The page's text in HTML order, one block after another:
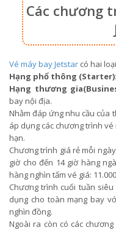
Các chương
Vé máy bay Jetstar có hai
Hạng phổ thông (Starter):
Hạng thương
bay nội địa.
Nhằm đáp ứng nhu cầu của
áp dụng các chương trình
hạn.
Chương trình giá rẻ mỗi
giờ cho đến 14 giờ hàng
hàng nghìn tấm vé giá:
Chương trình cuối tuần
dụng cho toàn mạng bay
nghìn đồng.
Ngoài ra còn có các